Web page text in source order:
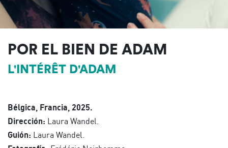
POR EL BIEN DE ADAM
L'INTÉRÊT D'ADAM
Bélgica, Francia, 2025.
Dirección: Laura Wandel.
Guión: Laura Wandel.